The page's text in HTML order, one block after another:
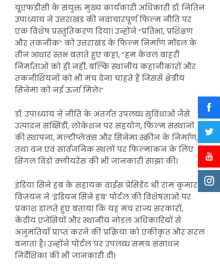
यूएफडीसी के संयुक्त मुख्य कार्यकारी अधिकारी डॉ. नितिन
उपाध्याय ने उत्तराखंड की नवाचारपूर्ण फिल्म नीति पर
एक विशेष प्रस्तुतिकरण दिया। उन्होंने “प्रतिभा, प्रशिक्षण
और तकनीक” को उत्तराखंड के फिल्म निर्माण मॉडल के
तीन आधार स्तंभ बताते हुए कहा, “हम केवल बाहरी
निर्माताओं को ही नहीं, बल्कि स्थानीय कहानीकारों और
तकनीशियनों को भी मंच देना चाहते हैं जिससे क्षेत्रीय
सिनेमा को नई ऊर्जा मिले।”
डॉ. उपाध्याय ने नीति के अंतर्गत उपलब्ध सुविधाओं जैसे
उत्पादन सब्सिडी, लोकेशन पर सहयोग, फिल्म संस्थानों
की स्थापना, मल्टीप्लेक्स और सिनेमा स्क्रीन के निर्माण,
तथा वन एवं सार्वजनिक स्थलों पर फिल्मांकन के लिए
सिंगल विंडो क्लीयरेंस की भी जानकारी साझा की।
इंडिया सिने हब के सहायक वाईस प्रेसिडेंट श्री राम कुमार
विजयन ने ‘इंडियन सिने हब’ पोर्टल की विशेषताओं पर
प्रकाश डालते हुए बताया कि यह मंच राज्य सरकारों,
केंद्रीय एजेंसियों और स्थानीय नोडल अधिकारियों से
अनुमतियाँ प्राप्त करने की प्रक्रिया को एकीकृत और सरल
बनाता है। उन्होंने पोर्टल पर उपलब्ध समग्र संसाधन
निर्देशिका की भी जानकारी दी।